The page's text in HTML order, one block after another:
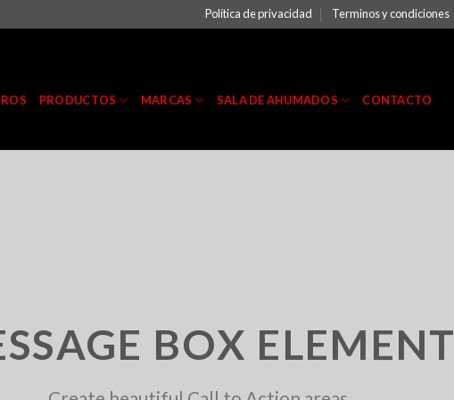
Política de privacidad Terminos y condiciones
PRODUCTOS MARCAS SALA DE AHUMADOS CONTACTO
BOX ELEMENT